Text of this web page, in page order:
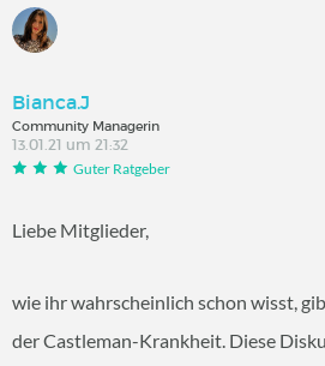
Bianca.J
Community Managerin
13.01.21 um 21:32
Guter Ratgeber
Liebe Mitglieder,
wie ihr wahrscheinlich schon wisst,
der Castleman-Krankheit. Diese